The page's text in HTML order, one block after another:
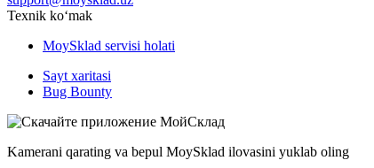
Texnik koʻmak
MoySklad servisi holati
Sayt xaritasi
Bug Bounty
Kamerani qarating va bepul MoySklad ilovasini yuklab oling